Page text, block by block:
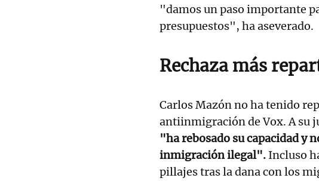
"damos un paso importante
presupuestos", ha aseverado.
Rechaza más
Carlos Mazón no ha tenido
antiinmigración de Vox. A su
"ha rebosado su capacidad y
inmigración ilegal". Incluso
pillajes tras la dana con los